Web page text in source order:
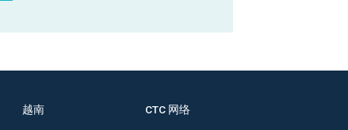
越南 CTC 网络